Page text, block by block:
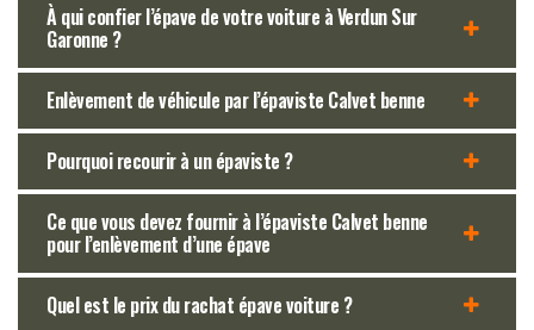
À qui confier l’épave de votre voiture à Verdun Sur
Garonne ?
Enlèvement de véhicule par l’épaviste Calvet benne
Pourquoi recourir à un épaviste ?
Ce que vous devez fournir à l’épaviste Calvet benne
pour l’enlèvement d’une épave
Quel est le prix du rachat épave voiture ?